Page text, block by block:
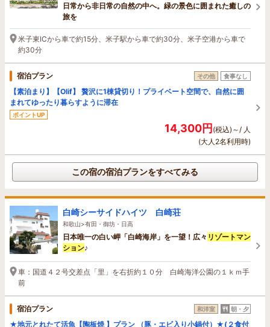
日常から非日常の自然の中へ。緑の景色に囲まれた癒しの
旅を
米子東ICから車で約15分、米子駅から車で約30分、米子空港から車で
約30分
宿泊プラン その他 食事なし
【素泊まり】【Olif】 贅沢に1棟貸切り！プライベート空間で、自然に囲
まれてゆったり暮らすように滞在
ポイントUP
14,300円(税込)～/ 人
(大人2名利用時)
この宿の宿泊プランをすべてみる
白崎シーサイドハイツ 白崎荘
和歌山>有田・御坊・日高
日本唯一の白い岬「白崎海岸」を一望！広々 リゾート マン
ション♪
車：国道４２号交差点「里」を右折約１０分 白崎海洋公園の１ｋｍ手
前
宿泊プラン 和洋室 朝・夕
★地元とれたて活魚【陶板焼 】プラン （豚・エビ入り小鍋付）★(２食付